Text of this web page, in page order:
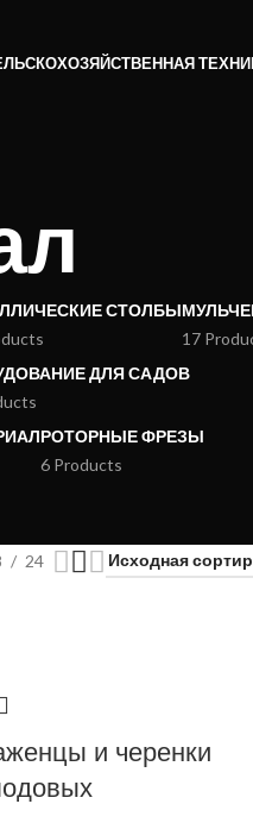
СТОЛБЫ
17
ДЛЯ САДОВ
РОТОРНЫЕ ФРЕЗЫ
6 Products
24
и черенки